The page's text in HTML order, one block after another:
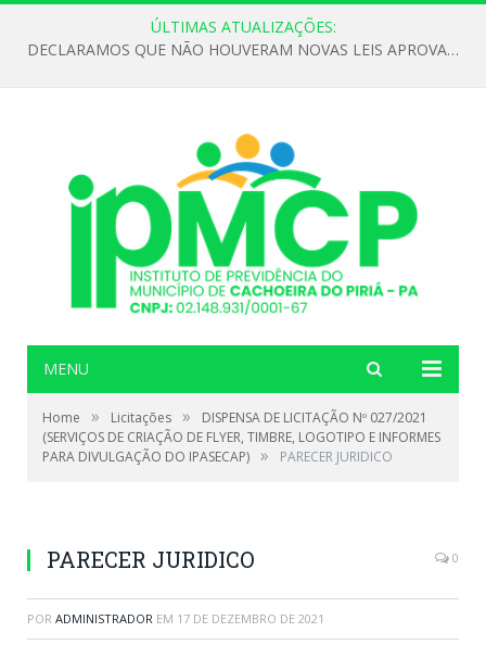
ÚLTIMAS ATUALIZAÇÕES:
DECLARAMOS QUE NÃO HOUVERAM NOVAS LEIS APROVADAS ATÉ O MOMENTO PARA O INSTITUTO DE PREVIDÊNCIA NO ANO DE 2026
MENU
Home » Licitações »
DISPENSA DE LICITAÇÃO Nº 027/2021
(SERVIÇOS DE CRIAÇÃO DE FLYER, TIMBRE, LOGOTIPO E INFORMES
PARA DIVULGAÇÃO DO IPASECAP) » PARECER JURIDICO
PARECER JURIDICO 0
POR ADMINISTRADOR EM 17 DE DEZEMBRO DE 2021